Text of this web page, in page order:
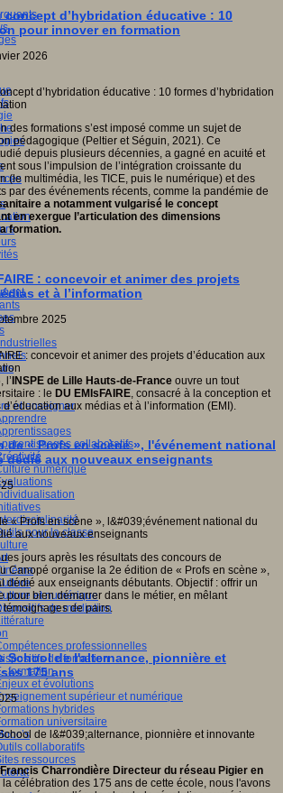
et enseigner
collaboratifs
numérique
pour la classe
et numérique
de médiation
professionnelles
de formation
formation
et évolutions
supérieur et numérique
hybrides
universitaire
collaboratifs
ressources
concept d’hybridation éducative : 10
pour innover en formation
2026
des formations s’est imposé comme un sujet de
pédagogique (Peltier et Séguin, 2021). Ce
depuis plusieurs décennies, a gagné en acuité et
sous l’impulsion de l’intégration croissante du
(le multimédia, les TICE, puis le numérique) et des
par des événements récents, comme la pandémie de
a notamment vulgarisé le concept
en exergue l’articulation des dimensions
formation.
: concevoir et animer des projets
et à l’information
2025
l’ INSPE de Lille Hauts-de-France ouvre un tout
: le DU EMIsFAIRE, consacré à la conception et
aux médias et à l’information (EMI).
de « Profs en scène », l'événement national
dédié aux nouveaux enseignants
jours après les résultats des concours de
Canopé organise la 2e édition de « Profs en scène »,
dédié aux enseignants débutants. Objectif : offrir un
pour bien démarrer dans le métier, en mêlant
de pairs.
School de l'alternance, pionnière et
175 ans
Charrondière Directeur du réseau Pigier en
la célébration des 175 ans de cette école, nous l'avons